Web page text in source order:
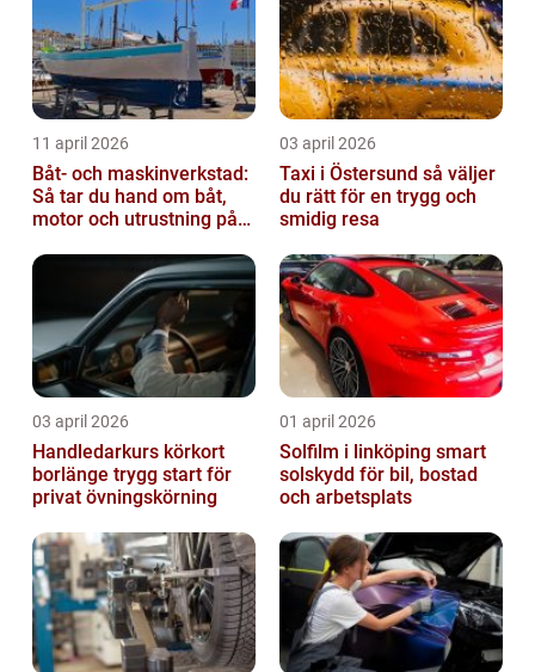
11 april 2026
Båt- och maskinverkstad:
Så tar du hand om båt,
motor och utrustning på
03 april 2026
Taxi i Östersund så väljer
du rätt för en trygg och
smidig resa
03 april 2026
Handledarkurs körkort
borlänge trygg start för
privat övningskörning
01 april 2026
Solfilm i linköping smart
solskydd för bil, bostad
och arbetsplats